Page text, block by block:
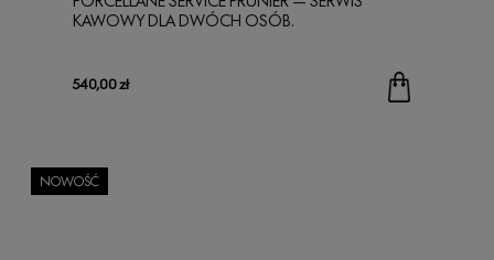
KAWOWY DLA DWÓCH OSÓB.
540,00 zł
NOWOŚĆ